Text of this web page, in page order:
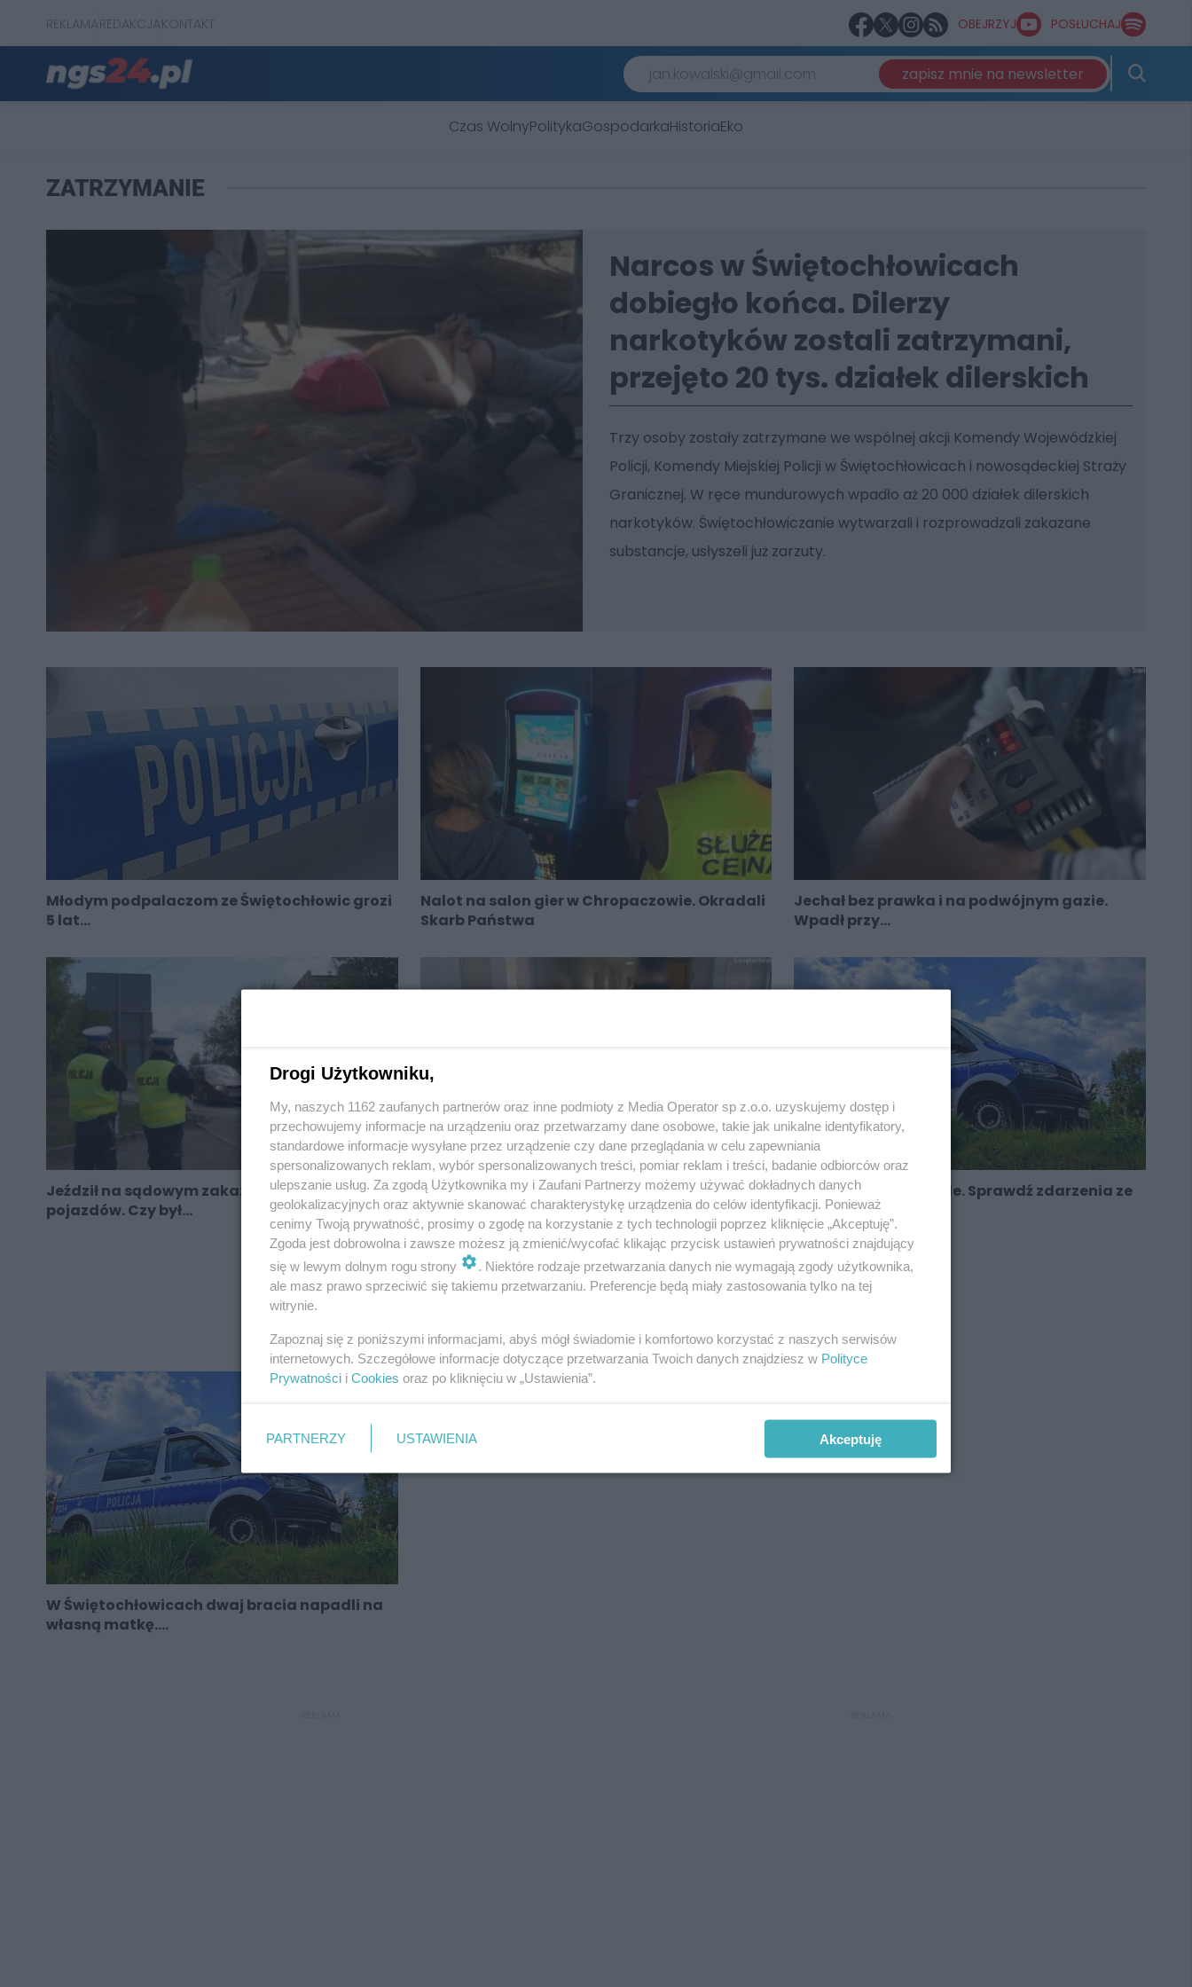
REKLAMAREDAKCJAKONTAKT OBEJRZYJ POSŁUCHAJ
zapisz mnie na newsletter
Czas WolnyPolitykaGospodarkaHistoriaEko
ZATRZYMANIE
Narcos w Świętochłowicach
dobiegło końca. Dilerzy
narkotyków zostali zatrzymani,
przejęto 20 tys. działek dilerskich
Trzy osoby zostały zatrzymane we wspólnej akcji Komendy Wojewódzkiej
Policji, Komendy Miejskiej Policji w Świętochłowicach i nowosądeckiej Straży
Granicznej. W ręce mundurowych wpadło aż 20 000 działek dilerskich
narkotyków. Świętochłowiczanie wytwarzali i rozprowadzali zakazane
substancje, usłyszeli już zarzuty.
Młodym podpalaczom ze Świętochłowic grozi
5 lat...
Nalot na salon gier w Chropaczowie. Okradali
Skarb Państwa
Jechał bez prawka i na podwójnym gazie.
Wpadł przy...
Jeździł na sądowym zakazie prowadzenia
pojazdów. Czy był...
Rodzina ze Świętochłowic przerwała
milczenie. Domowemu...
Wielkanoc na sygnale. Sprawdź zdarzenia ze
Świętochłowic
W Świętochłowicach dwaj bracia napadli na
własną matkę....
Drogi Użytkowniku,
My, naszych 1162 zaufanych partnerów oraz inne podmioty z Media Operator sp z.o.o. uzyskujemy dostęp i
przechowujemy informacje na urządzeniu oraz przetwarzamy dane osobowe, takie jak unikalne identyfikatory,
standardowe informacje wysyłane przez urządzenie czy dane przeglądania w celu zapewniania
spersonalizowanych reklam, wybór spersonalizowanych treści, pomiar reklam i treści, badanie odbiorców oraz
ulepszanie usług. Za zgodą Użytkownika my i Zaufani Partnerzy możemy używać dokładnych danych
geolokalizacyjnych oraz aktywnie skanować charakterystykę urządzenia do celów identyfikacji. Ponieważ
cenimy Twoją prywatność, prosimy o zgodę na korzystanie z tych technologii poprzez kliknięcie „Akceptuję”.
Zgoda jest dobrowolna i zawsze możesz ją zmienić/wycofać klikając przycisk ustawień prywatności znajdujący
się w lewym dolnym rogu strony
. Niektóre rodzaje przetwarzania danych nie wymagają zgody użytkownika,
ale masz prawo sprzeciwić się takiemu przetwarzaniu. Preferencje będą miały zastosowania tylko na tej
witrynie.
Zapoznaj się z poniższymi informacjami, abyś mógł świadomie i komfortowo korzystać z naszych serwisów
internetowych. Szczegółowe informacje dotyczące przetwarzania Twoich danych znajdziesz w Polityce
Prywatności i Cookies oraz po kliknięciu w „Ustawienia”.
PARTNERZY USTAWIENIA Akceptuję